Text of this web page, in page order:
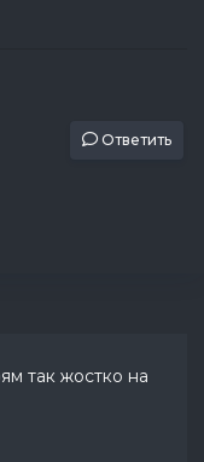
Ответить
так жостко на